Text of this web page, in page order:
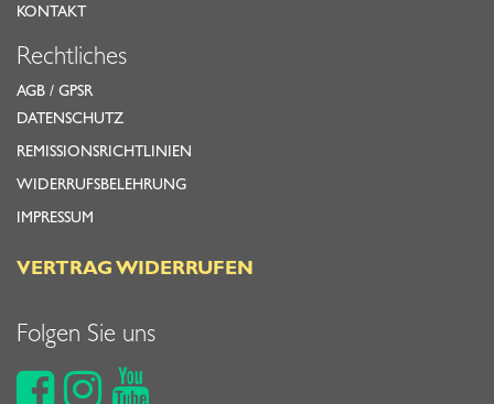
KONTAKT
Rechtliches
AGB / GPSR
DATENSCHUTZ
REMISSIONSRICHTLINIEN
WIDERRUFSBELEHRUNG
IMPRESSUM
VERTRAG WIDERRUFEN
Folgen Sie uns
  